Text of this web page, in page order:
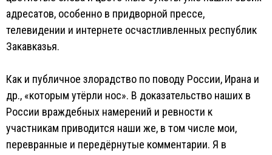
адресатов, особенно в придворной прессе,
телевидении и интернете осчастливленных республик
Закавказья.
Как и публичное злорадство по поводу России, Ирана и
др., «которым утёрли нос». В доказательство наших в
России враждебных намерений и ревности к
участникам приводится наши же, в том числе мои,
перевранные и передёрнутые комментарии. Я в